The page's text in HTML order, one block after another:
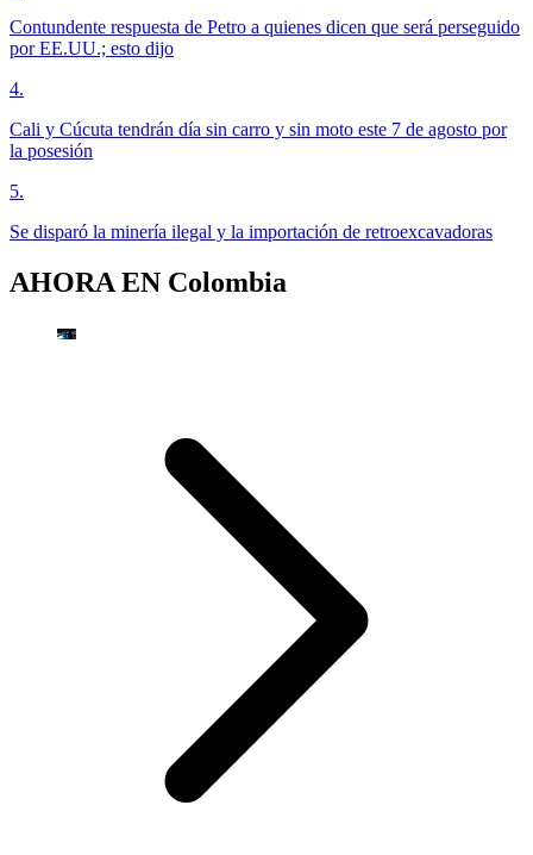
Contundente respuesta de Petro a quienes dicen que será perseguido
por EE.UU.; esto dijo
4.
Cali y Cúcuta tendrán día sin carro y sin moto este 7 de agosto por
la posesión
5.
Se disparó la minería ilegal y la importación de retroexcavadoras
AHORA EN Colombia